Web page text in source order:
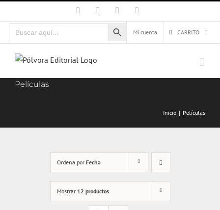
al
contenido
Facebook Instagram
Buscar:
Botón de búsqueda
Mi cuenta
CARRITO
Películas
Inicio Películas
Ordena por Fecha
Mostrar 12 productos